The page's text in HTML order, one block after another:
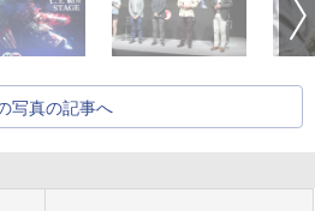
写真の記事へ